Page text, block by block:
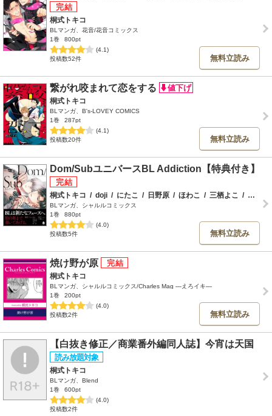
桐式トキコ
BLマンガ、花音/花音コミックス
1巻
800pt
(4.1)
投稿数52件
無料立読み
繋がれ咬まれて恋をする
桐式トキコ
BLマンガ、B's-LOVEY COMICS
1巻
287pt
(4.1)
投稿数20件
無料立読み
Dom/SubユニバースBL Addiction【特典付き】
桐式トキコ / doji / にたこ / 日野原 / ほわこ / 三栖よこ /
BLマンガ、シャルルコミックス
1巻
880pt
(4.0)
投稿数5件
無料立読み
焼け野が原
桐式トキコ
BLマンガ、シャルルコミックス/Charles Mag ―えろイキ―
1巻
200pt
(4.0)
投稿数2件
無料立読み
【白抜き修正／商業番外編同人誌】今宵は天国
桐式トキコ
BLマンガ、Blend
1巻
600pt
(4.0)
投稿数2件